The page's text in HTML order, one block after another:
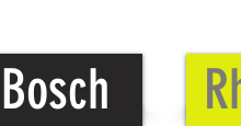
Bosch